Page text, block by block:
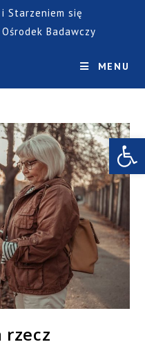
Open toolbar
Starzeniem się
Badawczy
MENU